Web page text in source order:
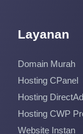
Layanan
Domain Murah
Hosting CPanel
Hosting
Hosting CWP
Website Instan